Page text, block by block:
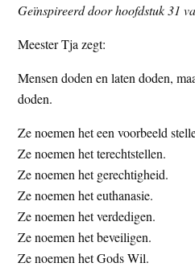
t
e
Geïnspireerd door hoofdstuk 31
Meester Tja zegt:
Mensen doden en laten doden,
doden.
Ze noemen het een voorbeeld
Ze noemen het terechtstellen.
Ze noemen het gerechtigheid.
Ze noemen het euthanasie.
Ze noemen het verdedigen.
Ze noemen het beveiligen.
Ze noemen het Gods Wil.